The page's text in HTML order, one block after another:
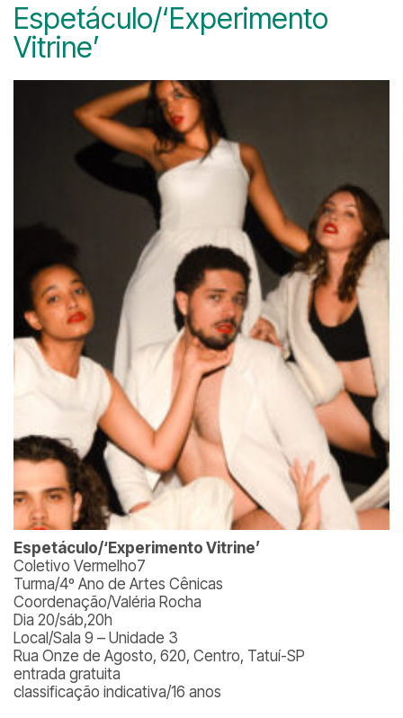
Espetáculo/‘Experimento
Vitrine’
Espetáculo/‘Experimento Vitrine’
Coletivo Vermelho7
Turma/4º Ano de Artes Cênicas
Coordenação/Valéria Rocha
Dia 20/sáb,20h
Local/Sala 9 – Unidade 3
Rua Onze de Agosto, 620, Centro, Tatuí-SP
entrada gratuita
classificação indicativa/16 anos